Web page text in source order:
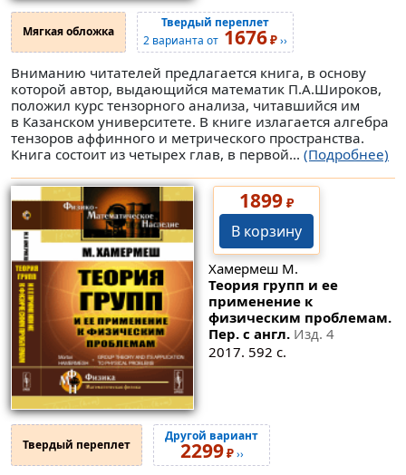
Мягкая обложка
Твердый переплет
2 варианта от 1676₽››
Вниманию читателей предлагается книга, в основу
которой автор, выдающийся математик П.А.Широков,
положил курс тензорного анализа, читавшийся им
в Казанском университете. В книге излагается алгебра
тензоров аффинного и метрического пространства.
Книга состоит из четырех глав, в первой... (Подробнее)
1899₽
В корзину
Хамермеш М.
Теория групп и ее
применение к
физическим проблемам.
Пер. с англ. Изд. 4
2017. 592 с.
Твердый переплет
Другой вариант
2299₽››